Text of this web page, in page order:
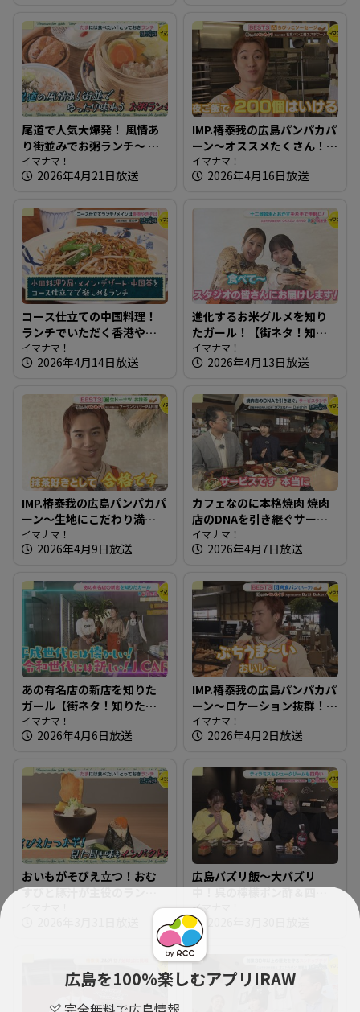
広島を100％楽しむアプリIRAW
尾道で人気大爆発！ 風情あ
り街並みでお粥ランチ～ 小
料理屋 実【たまにはそとラ
ンチ】
イマナマ！
2026年4月21日放送
IMP.椿泰我の広島パンパカパ
ーン～オススメたくさん！
完売必至の映えるパン屋さ
ん
イマナマ！
2026年4月16日放送
コース仕立ての中国料理！
ランチでいただく香港やき
そば～犀の角【たまにはそ
とランチ】
イマナマ！
2026年4月14日放送
進化するお米グルメを知り
たガール！【街ネタ！知り
たガール】
イマナマ！
2026年4月13日放送
IMP.椿泰我の広島パンパカパ
ーン～生地にこだわり満
点！レストランでも使用の
パン
イマナマ！
2026年4月9日放送
カフェなのに本格焼肉 焼肉
店のDNAを引き継ぐサービ
スランチ～カフェ＆バー
Daishin【たまにはそとラン
イマナマ！
2026年4月7日放送
あの有名店の新店を知りた
ガール【街ネタ！知りたガ
ール】
イマナマ！
2026年4月6日放送
IMP.椿泰我の広島パンパカパ
ーン～ロケーション抜群！
観光客も集まる人気スポッ
トのパン屋さん
イマナマ！
2026年4月2日放送
おいもがそびえ立つ！おむ
すびと豚汁が主役のランチ
～おむすびと豚汁 nae【た
広島バズリ飯～大バズリ
中！呉の檸檬ポン酢＆四角
いスイーツ【街ネタ！知り
たガール】
イマナマ！